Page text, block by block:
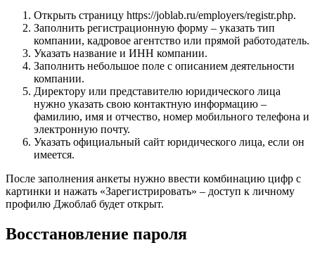
Открыть страницу https://joblab.ru/employers/registr.php.
Заполнить регистрационную форму – указать тип
компании, кадровое агентство или прямой работодатель.
Указать название и ИНН компании.
Заполнить небольшое поле с описанием деятельности
компании.
Директору или представителю юридического лица
нужно указать свою контактную информацию –
фамилию, имя и отчество, номер мобильного телефона и
электронную почту.
Указать официальный сайт юридического лица, если он
имеется.
После заполнения анкеты нужно ввести комбинацию цифр с
картинки и нажать «Зарегистрировать» – доступ к личному
профилю Джоблаб будет открыт.
Восстановление пароля